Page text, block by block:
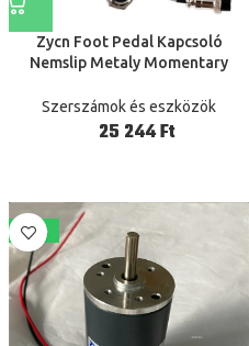
Zycn Foot Pedal Kapcsoló
Nemslip Metaly Momentary
Selfetset Jog Huzal 20 Cm/ 2
Méter 220 V 10A
Szerszámok és eszközök
Ft
-18%